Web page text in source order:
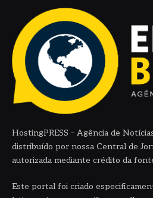
HostingPRESS – Agência de
distribuído por nossa Central de
autorizada mediante crédito da
Este portal foi criado